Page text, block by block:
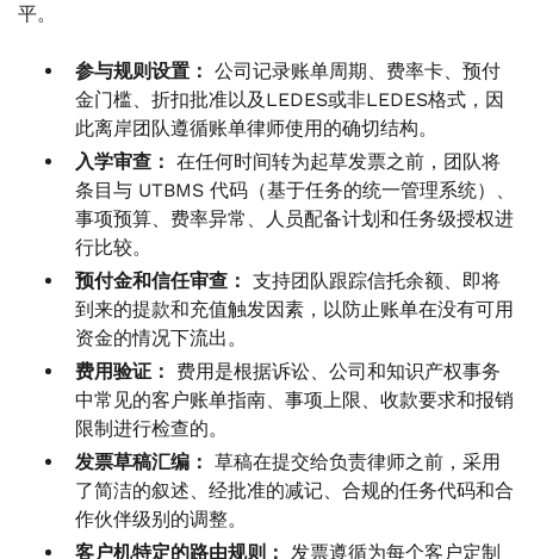
平。
参与规则设置： 公司记录账单周期、费率卡、预付
金门槛、折扣批准以及LEDES或非LEDES格式，因
此离岸团队遵循账单律师使用的确切结构。
入学审查： 在任何时间转为起草发票之前，团队将
条目与 UTBMS 代码（基于任务的统一管理系统）、
事项预算、费率异常、人员配备计划和任务级授权进
行比较。
预付金和信任审查： 支持团队跟踪信托余额、即将
到来的提款和充值触发因素，以防止账单在没有可用
资金的情况下流出。
费用验证：
费用是根据诉讼、公司和知识产权事务
中常见的客户账单指南、事项上限、收款要求和报销
限制进行检查的。
发票草稿汇编： 草稿在提交给负责律师之前，采用
了简洁的叙述、经批准的减记、合规的任务代码和合
作伙伴级别的调整。
客户机特定的路由规则： 发票遵循为每个客户定制